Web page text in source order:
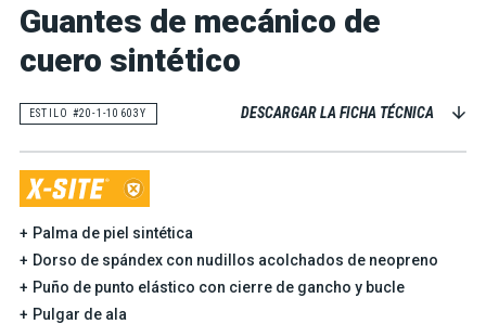
Guantes de mecánico de
cuero sintético
ESTILO #20-1-10603Y DESCARGAR LA FICHA TÉCNICA
Palma de piel sintética
Dorso de spándex con nudillos acolchados de neopreno
Puño de punto elástico con cierre de gancho y bucle
Pulgar de ala